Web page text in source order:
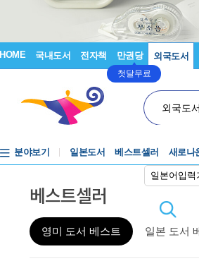
HOME 국내도서 전자책 만권당
첫달무료
외국도서
외국도
일본어입력
분야보기 일본도서 베스트셀러 새로나
베스트셀러
영미 도서 베스트 일본 도서